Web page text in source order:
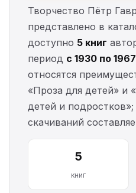
Творчество Пётр
представлено в
доступно 5 книг
период с 1930 по
относятся
«Проза для детей» и
детей и
скачиваний
5
книг